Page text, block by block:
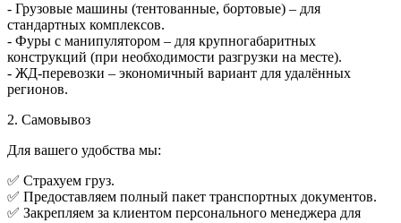
- Грузовые машины (тентованные, бортовые) – для
стандартных комплексов.
- Фуры с манипулятором – для крупногабаритных
конструкций (при необходимости разгрузки на месте).
- ЖД-перевозки – экономичный вариант для удалённых
регионов.
2. Самовывоз
Для вашего удобства мы:
✅ Страхуем груз.
✅ Предоставляем полный пакет транспортных документов.
✅ Закрепляем за клиентом персонального менеджера для